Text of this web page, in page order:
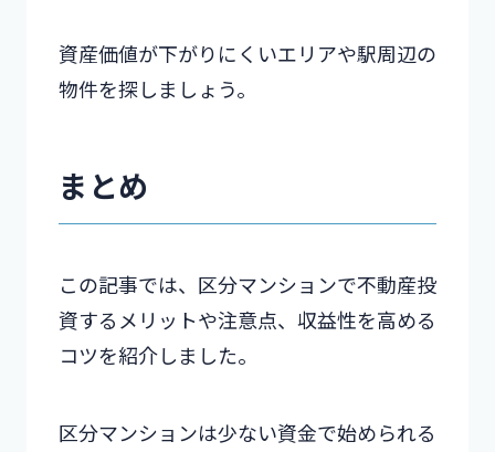
資産価値が下がりにくいエリアや駅周辺の
物件を探しましょう。
まとめ
この記事では、区分マンションで不動産投
資するメリットや注意点、収益性を高める
コツを紹介しました。
区分マンションは少ない資金で始められる